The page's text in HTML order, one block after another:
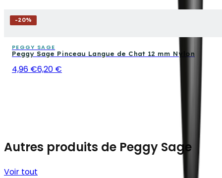
-20%
PEGGY SAGE
Peggy Sage Pinceau Langue de Chat 12 mm Nylon
4,96 €6,20 €
Autres produits de Peggy Sage
Voir tout